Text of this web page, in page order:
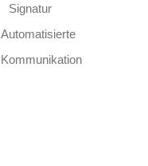
Signatur
Automatisierte
Kommunikation